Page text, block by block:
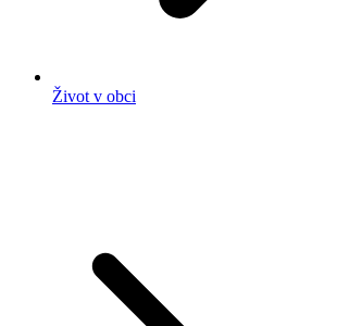
Život v obci